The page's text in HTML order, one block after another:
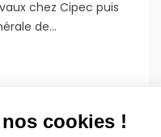
chez Cipec puis
de...
cookies !